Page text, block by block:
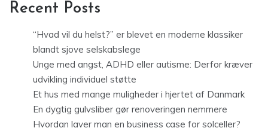
Recent Posts
“Hvad vil du helst?” er blevet en moderne klassiker
blandt sjove selskabslege
Unge med angst, ADHD eller autisme: Derfor kræver
udvikling individuel støtte
Et hus med mange muligheder i hjertet af Danmark
En dygtig gulvsliber gør renoveringen nemmere
Hvordan laver man en business case for solceller?